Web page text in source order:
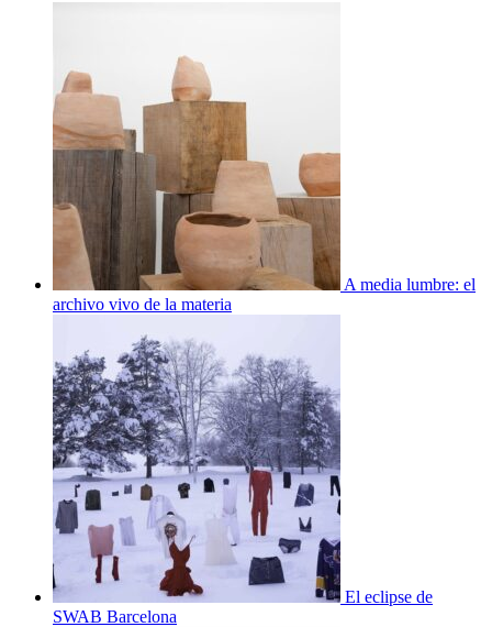
A media lumbre: el
archivo vivo de la materia
El eclipse de
SWAB Barcelona